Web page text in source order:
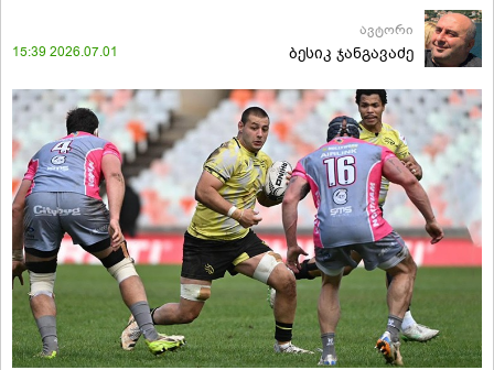
15:39 2026.07.01
ავტორი
ბესიკ ჯანგავაძე